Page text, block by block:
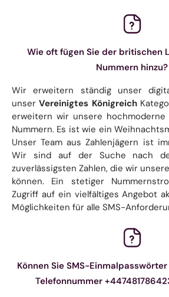
Wie oft fügen Sie der britischen
Nummern hinzu?
Wir erweitern ständig unser
unserVereinigtes Königreich
erweitern wir unsere hochmoderne
Nummern. Es ist wie ein
Unser Team aus Zahlenjägern ist
Wir sind auf der Suche nach
zuverlässigsten Zahlen, die wir
können. Ein stetiger
Zugriff auf ein vielfältiges Angebot
Möglichkeiten für alle SMS-
Können Sie SMS-
Telefonnummer